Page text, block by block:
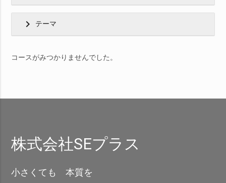
chevron_right テーマ
コースがみつかりませんでした。
株式会社SEプラス
小さくても 本質を